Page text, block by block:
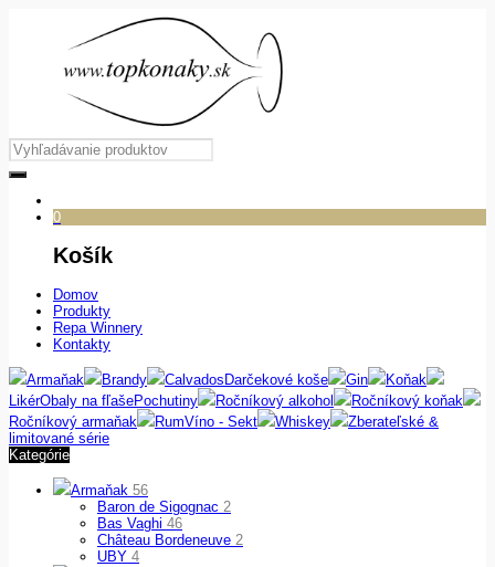
0
Košík
Domov
Produkty
Repa Winnery
Kontakty
Armaňak Brandy Calvados Darčekové koše Gin
Koňak
LikérObaly na fľašePochutiny Ročníkový alkohol
Ročníkový koňak
Ročníkový armaňak
RumVíno - Sekt Whiskey
Zberateľské &
limitované série
Kategórie
Armaňak 56
Baron de Sigognac 2
Bas Vaghi 46
Château Bordeneuve 2
UBY 4